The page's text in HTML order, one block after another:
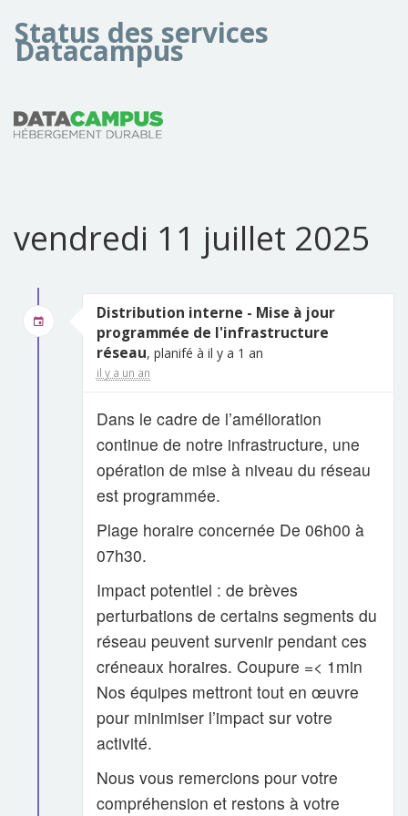
Status des services
Datacampus
vendredi 11 juillet 2025
Distribution interne - Mise à jour
programmée de l'infrastructure
réseau, planifé à il y a 1 an
il y a un an
Dans le cadre de l’amélioration
continue de notre infrastructure, une
opération de mise à niveau du réseau
est programmée.
Plage horaire concernée De 06h00 à
07h30.
Impact potentiel : de brèves
perturbations de certains segments du
réseau peuvent survenir pendant ces
créneaux horaires. Coupure =< 1min
Nos équipes mettront tout en œuvre
pour minimiser l’impact sur votre
activité.
Nous vous remercions pour votre
compréhension et restons à votre